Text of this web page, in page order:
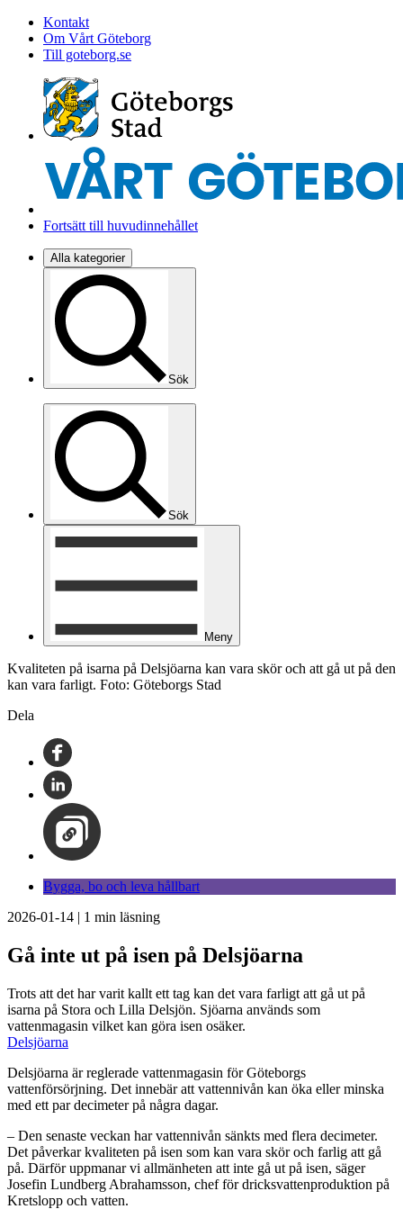
Kontakt
Om Vårt Göteborg
Till goteborg.se
Fortsätt till huvudinnehållet
Alla kategorier
Sök
Sök
Meny
Kvaliteten på isarna på Delsjöarna kan vara skör och att gå ut på den
kan vara farligt. Foto: Göteborgs Stad
Dela
Bygga, bo och leva hållbart
2026-01-14 | 1 min läsning
Gå inte ut på isen på Delsjöarna
Trots att det har varit kallt ett tag kan det vara farligt att gå ut på
isarna på Stora och Lilla Delsjön. Sjöarna används som
vattenmagasin vilket kan göra isen osäker.
Delsjöarna
Delsjöarna är reglerade vattenmagasin för Göteborgs
vattenförsörjning. Det innebär att vattennivån kan öka eller minska
med ett par decimeter på några dagar.
– Den senaste veckan har vattennivån sänkts med flera decimeter.
Det påverkar kvaliteten på isen som kan vara skör och farlig att gå
på. Därför uppmanar vi allmänheten att inte gå ut på isen, säger
Josefin Lundberg Abrahamsson, chef för dricksvattenproduktion på
Kretslopp och vatten.